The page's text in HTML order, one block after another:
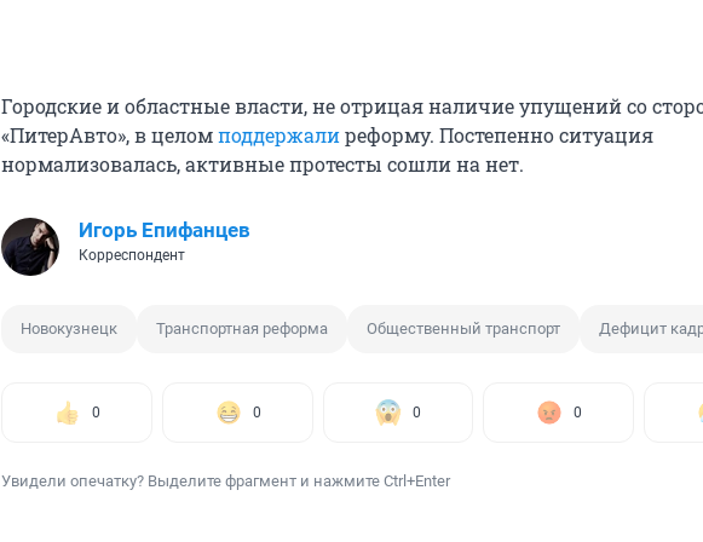
Городские и областные власти, не отрицая наличие упущений со
«ПитерАвто», в целомподдержалиреформу. Постепенно ситуация
нормализовалась, активные протесты сошли на нет.
Игорь Епифанцев
Корреспондент
Новокузнецк Транспортная реформа Общественный транспорт Дефицит
0 0 0 0
Увидели опечатку? Выделите фрагмент и нажмите Ctrl+Enter